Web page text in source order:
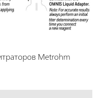
Metrohm